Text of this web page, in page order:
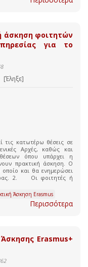
άσκηση φοιτητών
για το
[Έληξε]
κατωτέρω θέσεις σε
Αρχές, καθώς και
όπου υπάρχει η
πρακτική άσκηση. Ο
και θα ενημερώσει
2. Οι φοιτητές ή
Άσκηση Erasmus
Περισσότερα
Erasmus+